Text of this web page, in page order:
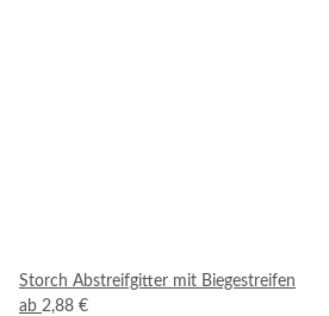
Storch Abstreifgitter mit Biegestreifen
ab 2,88 €